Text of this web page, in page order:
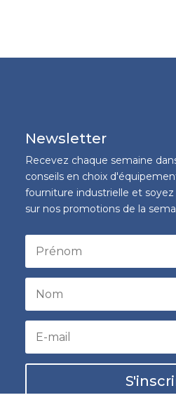
Newsletter
Recevez chaque semaine
conseils en choix
fourniture industrielle et
sur nos promotions de la